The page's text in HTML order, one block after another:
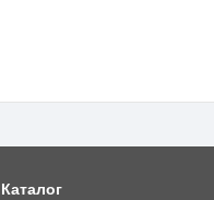
Каталог